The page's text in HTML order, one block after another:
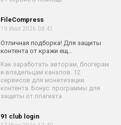
FileCompress
19 Июл 2026 08:41
Отличная подборка! Для защиты
контента от кражи ещ...
Как заработать авторам, блогерам
и владельцам каналов. 12
сервисов для монетизации
контента. Бонус: программы для
защиты от плагиата
91 club login